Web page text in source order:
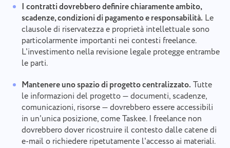
I contratti dovrebbero definire chiaramente ambito,
scadenze, condizioni di pagamento e responsabilità. Le
clausole di riservatezza e proprietà intellettuale sono
particolarmente importanti nei contesti freelance.
L'investimento nella revisione legale protegge entrambe
le parti.
Mantenere uno spazio di progetto centralizzato. Tutte
le informazioni del progetto — documenti, scadenze,
comunicazioni, risorse — dovrebbero essere accessibili
in un'unica posizione, come Taskee. I freelance non
dovrebbero dover ricostruire il contesto dalle catene di
e-mail o richiedere ripetutamente l'accesso ai materiali.